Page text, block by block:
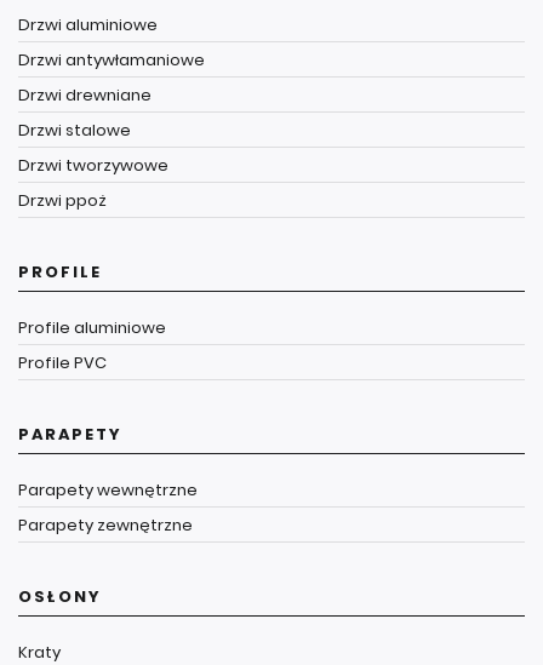
Drzwi aluminiowe
Drzwi antywłamaniowe
Drzwi drewniane
Drzwi stalowe
Drzwi tworzywowe
Drzwi ppoż
PROFILE
Profile aluminiowe
Profile PVC
PARAPETY
Parapety wewnętrzne
Parapety zewnętrzne
OSŁONY
Kraty